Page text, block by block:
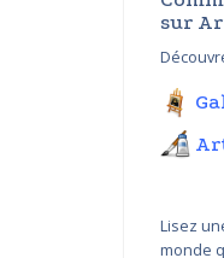
sur
Lisez
monde